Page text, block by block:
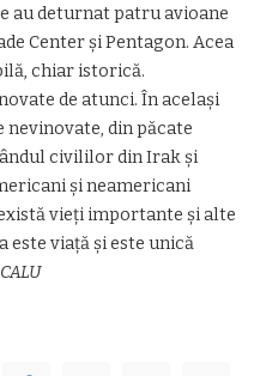
au deturnat patru avioane
Center şi Pentagon. Acea
chiar istorică.
de atunci. În acelaşi
din păcate
civililor din Irak şi
şi neamericani
vieţi importante şi alte
este viaţă şi este unică